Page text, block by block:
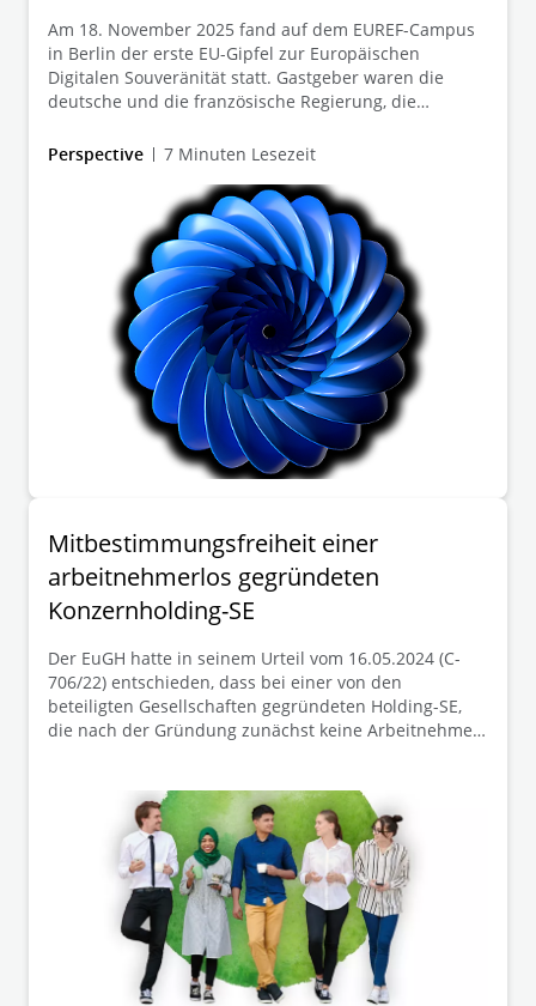
Am 18. November 2025 fand auf dem EUREF-Campus
in Berlin der erste EU-Gipfel zur Europäischen
Digitalen Souveränität statt. Gastgeber waren die
deutsche und die französische Regierung, die
Entscheidungsträger, Vertreter aus Wirtschaft,
zusammenbrachten. Im Fokus standen zentrale
Herausforderungen und Chancen bei der Sicherung
der europäischen digitalen Unabhängigkeit, dem
Ausbau sicherer Infrastrukturen sowie der Förderung
innovativer Technologien und Unternehmen.
Perspective 7 Minuten Lesezeit
Mitbestimmungsfreiheit einer
arbeitnehmerlos gegründeten
Konzernholding-SE
Der EuGH hatte in seinem Urteil vom 16.05.2024 (C-
706/22) entschieden, dass bei einer von den
beteiligten Gesellschaften gegründeten Holding-SE,
die nach der Gründung zunächst keine Arbeitnehmer
nachgeholt werden muss, zu dem die SE
herrschendes Unternehmen von Arbeitnehmer
beschäftigtenden Tochtergesellschaften in einem oder
mehreren Mitgliedstaaten geworden ist. Das BAG ist
dieser Rechtsauffassung des EuGH in seinem
Beschluss vom 26.11.2024 (1 ABR 37/20) gefolgt. Die
Entscheidungen schaffen der Praxis eine
rechtssichere Verwendung dieser
Gestaltungsmöglichkeit zur bedarfsgerechten